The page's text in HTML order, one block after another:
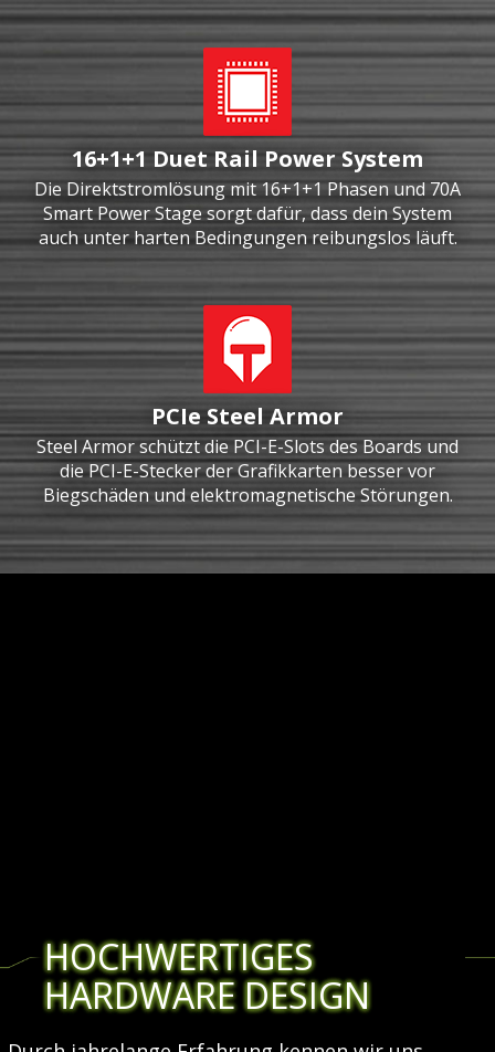
16+1+1 Duet Rail Power System
Die Direktstromlösung mit 16+1+1 Phasen und 70A
Smart Power Stage sorgt dafür, dass dein System
auch unter harten Bedingungen reibungslos läuft.
PCIe Steel Armor
Steel Armor schützt die PCI-E-Slots des Boards und
die PCI-E-Stecker der Grafikkarten besser vor
Biegschäden und elektromagnetische Störungen.
HOCHWERTIGES
HARDWARE DESIGN